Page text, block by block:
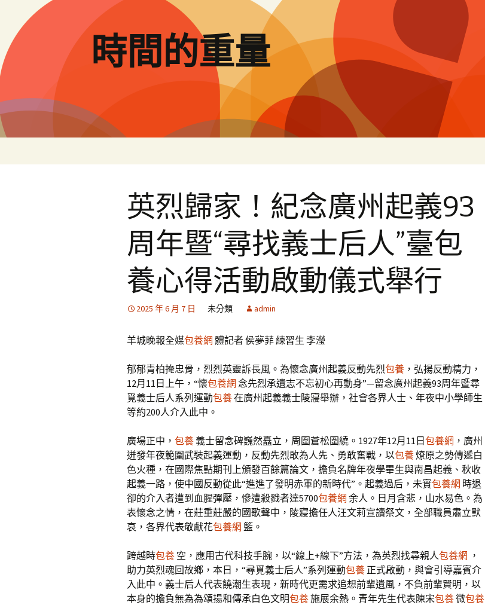
要
內
容
時間的重量
英烈歸家！紀念廣州起義93
周年暨“尋找義士后人”臺包
養心得活動啟動儀式舉行
2025 年 6 月 7 日 未分類 admin
羊城晚報全媒包養網 體記者 侯夢菲 練習生 李瀅
郁郁青柏掩忠骨，烈烈英靈訴長風。為懷念廣州起義反動先烈包養 ，弘揚反動精力，
12月11日上午，“懷包養網 念先烈承遺志不忘初心再動身”—留念廣州起義93周年暨尋
覓義士后人系列運動包養在廣州起義義士陵寢舉辦，社會各界人士、年夜中小學師生
等約200人介入此中。
廣場正中， 包養義士留念碑巍然矗立，周圍蒼松圍繞。1927年12月11日 包養網 ，廣州
迸發年夜範圍武裝起義運動，反動先烈敢為人先、勇敢奮戰，以包養燎原之勢傳遞白
色火種，在國際焦點期刊上頒發百餘篇論文，擔負名牌年夜學畢生與南昌起義、秋收
起義一路，使中國反動從此“進進了發明赤軍的新時代”。起義過后，未實包養網 時退
卻的介入者遭到血腥彈壓，慘遭殺戮者達5700包養網 余人。日月含悲，山水易色。為
表懷念之情，在莊重莊嚴的國歌聲中，陵寢擔任人汪文莉宣讀祭文，全部職員肅立默
哀，各界代表敬獻花包養網 籃。
跨越時包養 空，應用古代科技手腕，以“線上+線下”方法，為英烈找尋親人包養網 ，
助力英烈魂回故鄉，本日，“尋覓義士后人”系列運動包養 正式啟動，與會引導嘉賓介
入此中。義士后人代表饒潮生表現，新時代更需求追想前輩遺風，不負前輩賢明，以
本身的擔負無為為頌揚和傳承白色文明包養施展余熱。青年先生代表陳宋包養微包養